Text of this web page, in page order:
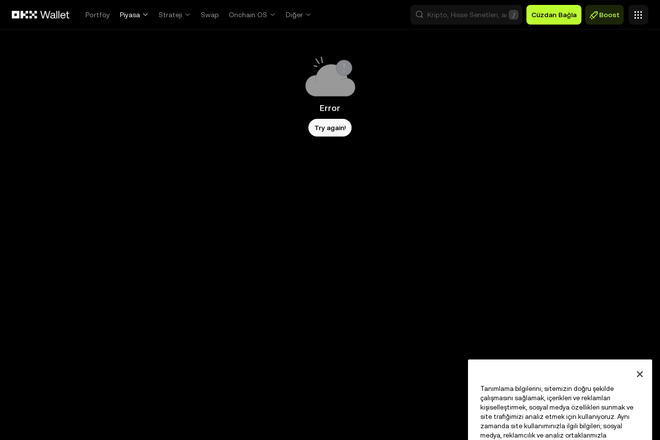
Portföy
Piyasa Strateji Swap Onchain OS Diğer / Cüzdan Bağla Boost
Error
Try again!
Tanımlama bilgilerini; sitemizin doğru şekilde
çalışmasını sağlamak, içerikleri ve reklamları
kişiselleştirmek, sosyal medya özellikleri sunmak ve
site trafiğimizi analiz etmek için kullanıyoruz. Aynı
zamanda site kullanımınızla ilgili bilgileri; sosyal
medya, reklamcılık ve analiz ortaklarımızla